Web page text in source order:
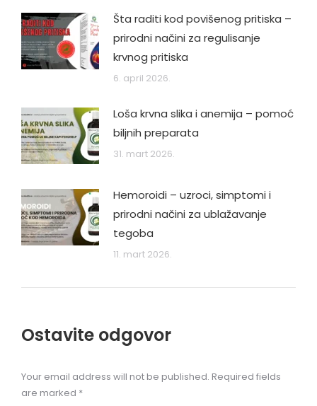
Šta raditi kod povišenog pritiska –
prirodni načini za regulisanje
krvnog pritiska
6. april 2026.
Loša krvna slika i anemija – pomoć
biljnih preparata
31. mart 2026.
Hemoroidi – uzroci, simptomi i
prirodni načini za ublažavanje
tegoba
11. mart 2026.
Ostavite odgovor
Your email address will not be published. Required fields
are marked *